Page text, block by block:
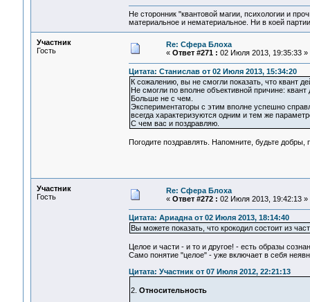
Не сторонник "квантовой магии, психологии и
материальное и нематериальное. Ни в коей
Участник
Гость
Re: Сфера Блоха
« Ответ #271 : 02 Июля 2013, 19:35:33 »
Цитата: Станислав от 02 Июля 2013, 15:34:20
К сожалению, вы не смогли показать, что квант
Не смогли по вполне объективной причине:
Больше не с чем.
Экспериментаторы с этим вполне успешно
всегда характеризуются одним и тем же
С чем вас и поздравляю.
Погодите поздравлять. Напомните, будьте
Участник
Гость
Re: Сфера Блоха
« Ответ #272 : 02 Июля 2013, 19:42:13 »
Цитата: Ариадна от 02 Июля 2013, 18:14:40
Вы можете показать, что крокодил состоит из
Целое и части - и то и другое! - есть образы
Само понятие "целое" - уже включает в себя
Цитата: Участник от 07 Июля 2012, 22:21:13
2. Относительность